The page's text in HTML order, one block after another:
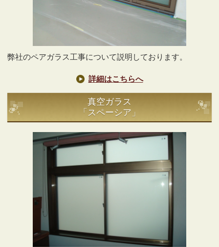
弊社のペアガラス工事について説明しております。
詳細はこちらへ
真空ガラス
「スペーシア」